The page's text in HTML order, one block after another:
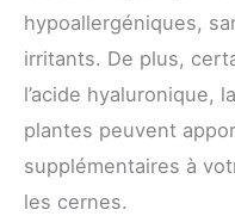
hypoallergéniques,
irritants. De plus,
l’acide hyaluronique,
plantes peuvent
supplémentaires à
les cernes.